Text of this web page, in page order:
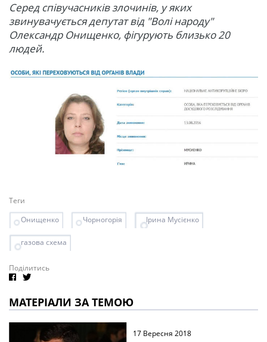
Серед співучасників злочинів, у яких
звинувачується депутат від "Волі народу"
Олександр Онищенко, фігурують близько 20
людей.
Теги
Онищенко
Чорногорія Ірина Мусієнко
газова схема
Поділитись
МАТЕРІАЛИ ЗА ТЕМОЮ
17 Вересня 2018